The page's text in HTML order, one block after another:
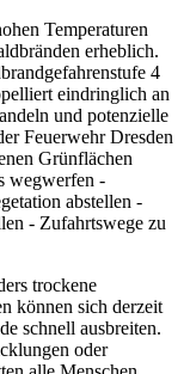
Temperaturen
erheblich.
4
eindringlich an
und potenzielle
Feuerwehr Dresden
Grünflächen
wegwerfen -
abstellen -
- Zufahrtswege zu
trockene
können sich derzeit
schnell ausbreiten.
oder